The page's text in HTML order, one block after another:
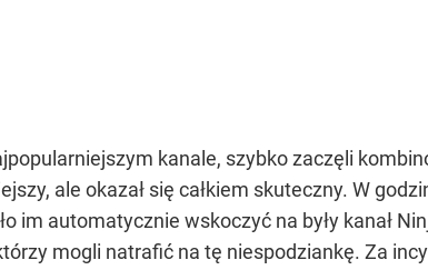
kanale, szybko zaczęli
ale okazał się całkiem skuteczny. W
im automatycznie wskoczyć na były kanał
mogli natrafić na tę niespodziankę. Za